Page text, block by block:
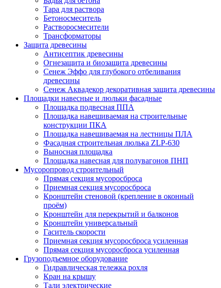
Тара для раствора
Бетоносмеситель
Растворосмесители
Трансформаторы
Защита древесины
Антисептик древесины
Огнезащита и биозащита древесины
Сенеж Эффо для глубокого отбеливания
древесины
Сенеж Аквадекор декоративная защита древесины
Площадки навесные и люльки фасадные
Площадка подвесная ППА
Площадка навешиваемая на строительные
конструкции ПКА
Площадка навешиваемая на лестницы ПЛА
Фасадная строительная люлька ZLP-630
Выносная площадка
Площадка навесная для полувагонов ПНП
Мусоропровод строительный
Прямая секция мусоросброса
Приемная секция мусоросброса
Кронштейн стеновой (крепление в оконный
проём)
Кронштейн для перекрытий и балконов
Кронштейн универсальный
Гаситель скорости
Приемная секция мусоросброса усиленная
Прямая секция мусоросброса усиленная
Грузоподъемное оборудование
Гидравлическая тележка рохля
Кран на крышу
Тали электрические